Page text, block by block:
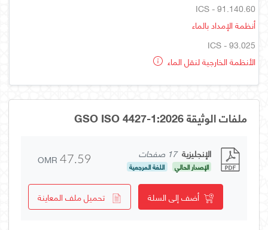
ICS - 91.140.60
أنظمة الإمداد بالماء
ICS - 93.025
الأنظمة الخارجية لنقل الماء
ملفات الوثيقة GSO ISO 4427-1:2026
الإنجليزية 17 صفحات
الإصدار الحالي اللغة المرجعية OMR 47.59
أضف إلى السلة تحميل ملف المعاينة